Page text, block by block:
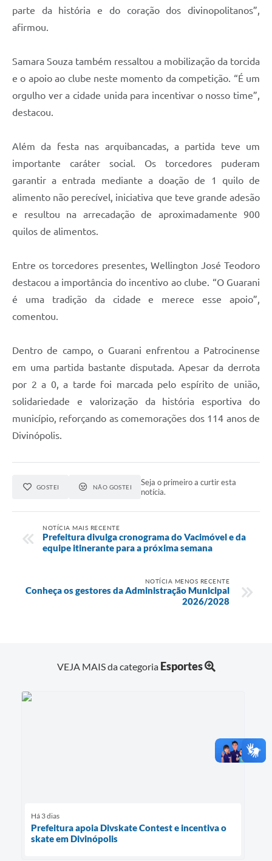
parte da história e do coração dos divinopolitanos”,
afirmou.
Samara Souza também ressaltou a mobilização da torcida
e o apoio ao clube neste momento da competição. “É um
orgulho ver a cidade unida para incentivar o nosso time”,
destacou.
Além da festa nas arquibancadas, a partida teve um
importante caráter social. Os torcedores puderam
garantir a entrada mediante a doação de 1 quilo de
alimento não perecível, iniciativa que teve grande adesão
e resultou na arrecadação de aproximadamente 900
quilos de alimentos.
Entre os torcedores presentes, Wellington José Teodoro
destacou a importância do incentivo ao clube. “O Guarani
é uma tradição da cidade e merece esse apoio”,
comentou.
Dentro de campo, o Guarani enfrentou a Patrocinense
em uma partida bastante disputada. Apesar da derrota
por 2 a 0, a tarde foi marcada pelo espírito de união,
solidariedade e valorização da história esportiva do
município, reforçando as comemorações dos 114 anos de
Divinópolis.
GOSTEI NÃO GOSTEI
Seja o primeiro a curtir esta
notícia.
NOTÍCIA MAIS RECENTE
Prefeitura divulga cronograma do Vacimóvel e da
equipe itinerante para a próxima semana
NOTÍCIA MENOS RECENTE
Conheça os gestores da Administração Municipal
2026/2028
VEJA MAIS da categoria Esportes
Há 3 dias
Prefeitura apoia Divskate Contest e incentiva o
skate em Divinópolis